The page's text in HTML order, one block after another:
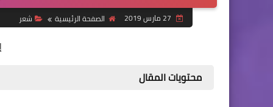
الصفحة الرئيسية شعر
محتويات المقال